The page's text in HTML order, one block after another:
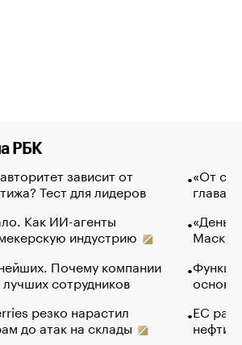
РБК
зависит от
Тест для лидеров
Как ИИ-агенты
индустрию
Почему компании
сотрудников
резко нарастил
до атак на склады
«От
глава
Маск в
основ
ЕС
нефти